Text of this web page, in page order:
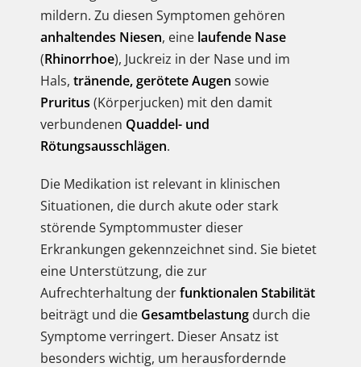
mildern. Zu diesen Symptomen gehören
anhaltendes Niesen, eine laufende Nase
(Rhinorrhoe), Juckreiz in der Nase und im
Hals, tränende, gerötete Augen sowie
Pruritus (Körperjucken) mit den damit
verbundenen Quaddel- und
Rötungsausschlägen.
Die Medikation ist relevant in klinischen
Situationen, die durch akute oder stark
störende Symptommuster dieser
Erkrankungen gekennzeichnet sind. Sie bietet
eine Unterstützung, die zur
Aufrechterhaltung derfunktionalen Stabilität
beiträgt und die Gesamtbelastung durch die
Symptome verringert. Dieser Ansatz ist
besonders wichtig, um herausfordernde